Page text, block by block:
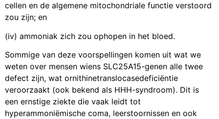
cellen en de algemene mitochondriale functie verstoord
zou zijn; en
(iv) ammoniak zich zou ophopen in het bloed.
Sommige van deze voorspellingen komen uit wat we
weten over mensen wiens SLC25A15-genen alle twee
defect zijn, wat ornithinetranslocasedeficiëntie
veroorzaakt (ook bekend als HHH-syndroom). Dit is
een ernstige ziekte die vaak leidt tot
hyperammoniëmische coma, leerstoornissen en ook